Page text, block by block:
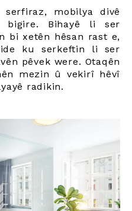
serfiraz, mobilya divê
bigire. Bihayê li ser
bi xetên hêsan rast e,
ku serkeftin li ser
pêvek were. Otaqên
mezin û vekirî hêvî
radikin.